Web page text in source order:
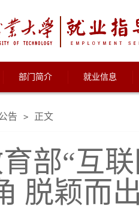
部门简介 就业信息
告 > 正文
部“互
脱颖而